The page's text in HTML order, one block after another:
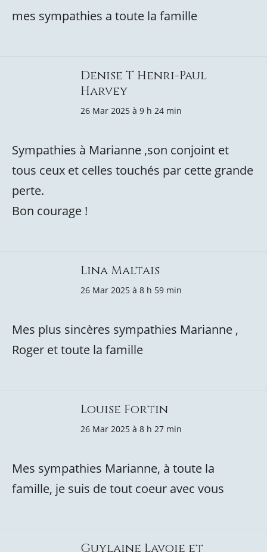
mes sympathies a toute la famille
Denise T Henri-Paul
Harvey
26 Mar 2025 à 9 h 24 min
Sympathies à Marianne ,son conjoint et
tous ceux et celles touchés par cette grande
perte.
Bon courage !
Lina Maltais
26 Mar 2025 à 8 h 59 min
Mes plus sincères sympathies Marianne ,
Roger et toute la famille
Louise Fortin
26 Mar 2025 à 8 h 27 min
Mes sympathies Marianne, à toute la
famille, je suis de tout coeur avec vous
Guylaine Lavoie et